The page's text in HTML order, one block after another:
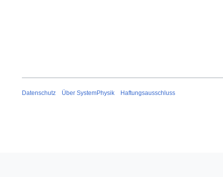
Datenschutz Über SystemPhysik Haftungsausschluss